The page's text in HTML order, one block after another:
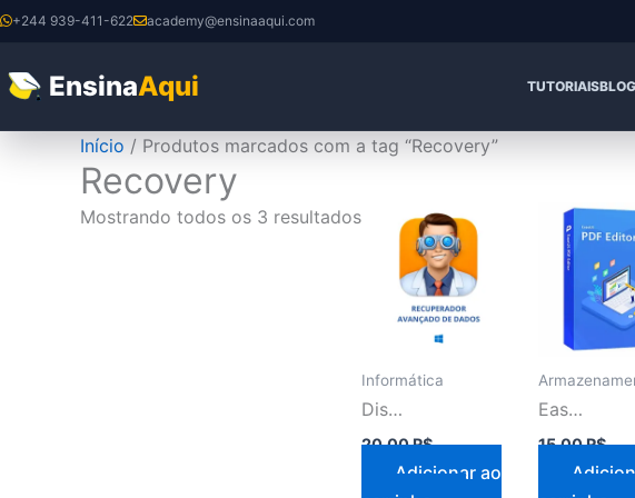
+244 939-411-622 academy@ensinaaqui.com
EnsinaAqui TUTORIAISBLOG
Ir
o
conteúdo
Início / Produtos marcados com a tag “Recovery”
Recovery
Mostrando todos os 3 resultados
Informática
Disk Drill Premium 2026
20,00R$
Adicionar ao
EaseUS Data Recovery Wizard Technician 16
15,00R$